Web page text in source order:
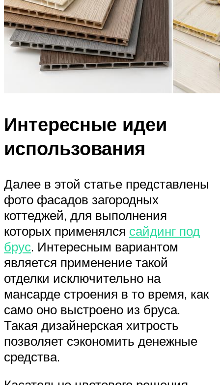
Интересные идеи
использования
Далее в этой статье представлены
фото фасадов загородных
коттеджей, для выполнения
которых применялся сайдинг под
брус. Интересным вариантом
является применение такой
отделки исключительно на
мансарде строения в то время, как
само оно выстроено из бруса.
Такая дизайнерская хитрость
позволяет сэкономить денежные
средства.